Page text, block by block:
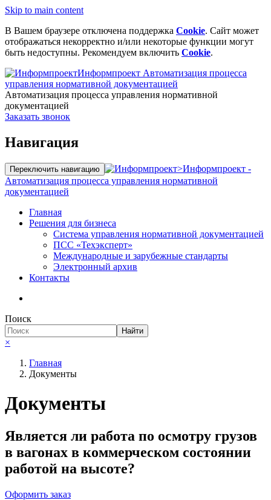
Skip to main content
В Вашем браузере отключена поддержка Cookie. Сайт может
отображаться некорректно и/или некоторые функции могут
быть недоступны. Рекомендуем включить Cookie.
Информпроект Автоматизация процесса
управления нормативной документацией
Автоматизация процесса управления нормативной
документацией
Заказать звонок
Навигация
Переключить навигацию >Информпроект -
Автоматизация процесса управления нормативной
документацией
Главная
Решения для бизнеса
Система управления нормативной документацией
ПСС «Техэксперт»
Международные и зарубежные стандарты
Электронный архив
Контакты
Поиск
Найти
×
Главная
Документы
Документы
Является ли работа по осмотру грузов
в вагонах в коммерческом состоянии
работой на высоте?
Оформить заказ